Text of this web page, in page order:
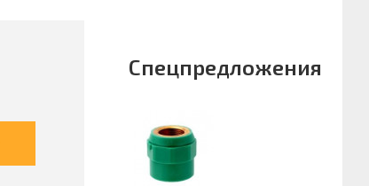
Спецпредложения